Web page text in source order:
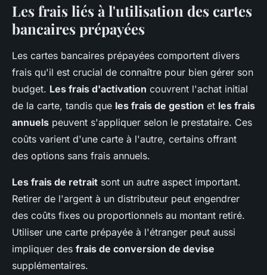
Les frais liés à l'utilisation des cartes
bancaires prépayées
Les cartes bancaires prépayées comportent divers
frais qu'il est crucial de connaître pour bien gérer son
budget. Les frais d'activation couvrent l'achat initial
de la carte, tandis que les frais de gestion et les frais
annuels peuvent s'appliquer selon le prestataire. Ces
coûts varient d'une carte à l'autre, certains offrant
des options sans frais annuels.
Les frais de retrait sont un autre aspect important.
Retirer de l'argent à un distributeur peut engendrer
des coûts fixes ou proportionnels au montant retiré.
Utiliser une carte prépayée à l'étranger peut aussi
impliquer des frais de conversion de devise
supplémentaires.